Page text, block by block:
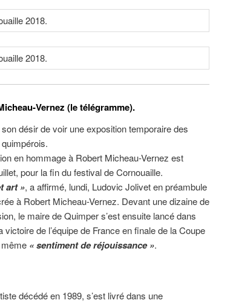
Vernez (le télégramme).
désir de voir une exposition temporaire des
en hommage à Robert Micheau-Vernez est
pour la fin du festival de Cornouaille.
art », a affirmé, lundi, Ludovic Jolivet en préambule
à Robert Micheau-Vernez. Devant une dizaine de
le maire de Quimper s’est ensuite lancé dans
de l’équipe de France en finale de la Coupe
« sentiment de réjouissance ».
décédé en 1989, s’est livré dans une